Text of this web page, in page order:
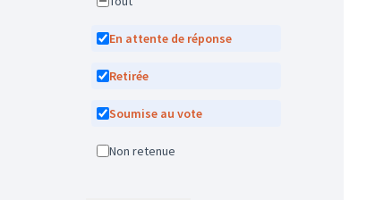
En attente de réponse
Retirée
Soumise au vote
Non retenue